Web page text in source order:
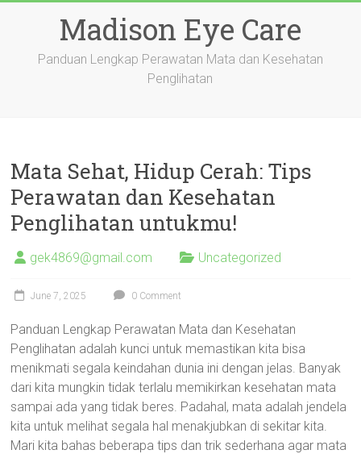
Madison Eye Care
Panduan Lengkap Perawatan Mata dan Kesehatan
Penglihatan
Mata Sehat, Hidup Cerah: Tips
Perawatan dan Kesehatan
Penglihatan untukmu!
gek4869@gmail.com Uncategorized
June 7, 2025 0 Comment
Panduan Lengkap Perawatan Mata dan Kesehatan
Penglihatan adalah kunci untuk memastikan kita bisa
menikmati segala keindahan dunia ini dengan jelas. Banyak
dari kita mungkin tidak terlalu memikirkan kesehatan mata
sampai ada yang tidak beres. Padahal, mata adalah jendela
kita untuk melihat segala hal menakjubkan di sekitar kita.
Mari kita bahas beberapa tips dan trik sederhana agar mata